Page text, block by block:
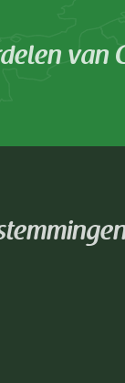
van